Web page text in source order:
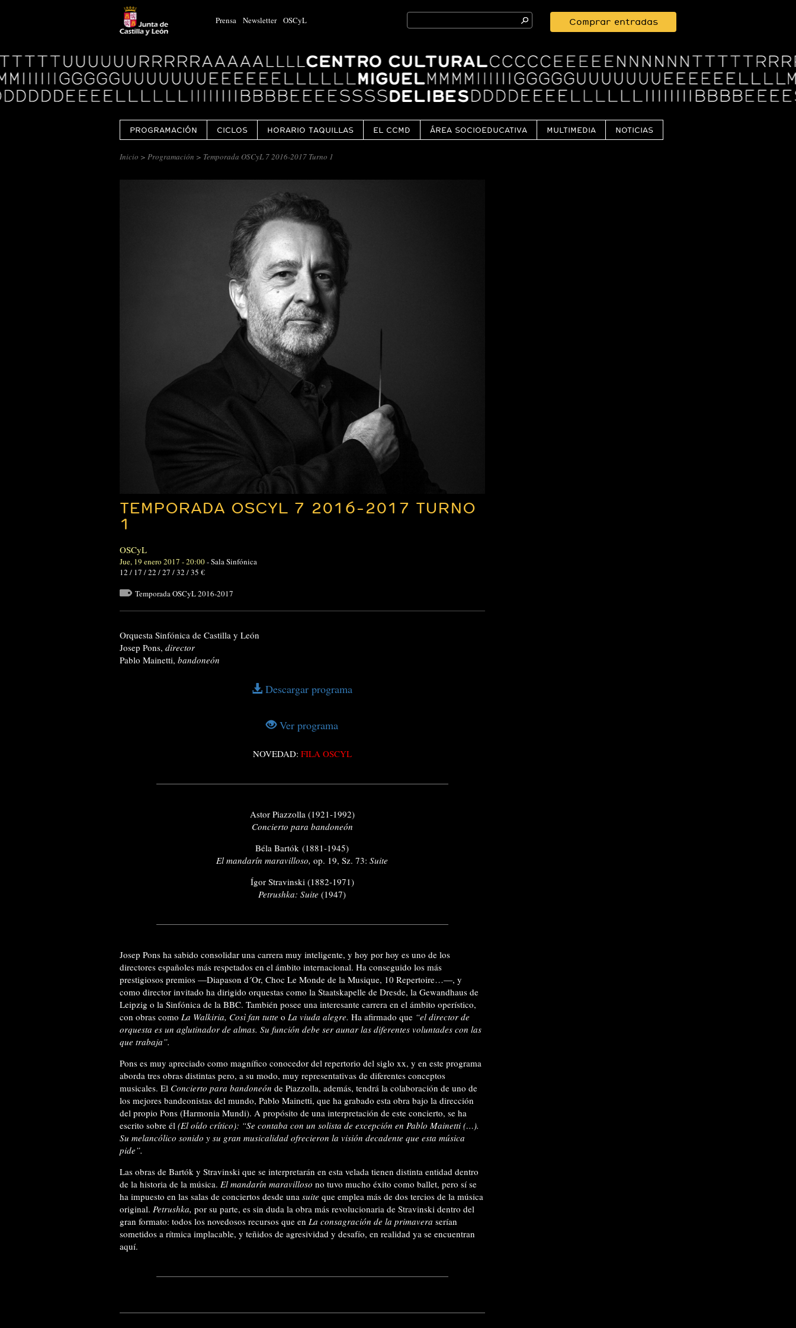
Prensa Newsletter OSCyL
Search
for:
Comprar entradas
Logo
Centro
Cultural
Miguel
Delibes
PROGRAMACIÓN CICLOS HORARIO TAQUILLAS EL CCMD ÁREA SOCIOEDUCATIVA MULTIMEDIA NOTICIAS
Inicio > Programación > Temporada OSCyL 7 2016-2017 Turno 1
TEMPORADA OSCYL 7 2016-2017 TURNO
1
OSCyL
Jue, 19 enero 2017 - 20:00-Sala Sinfónica
12 / 17 / 22 / 27 / 32 / 35 €
Temporada OSCyL 2016-2017
Orquesta Sinfónica de Castilla y León
Josep Pons, director
Pablo Mainetti, bandoneón
Descargar programa
Ver programa
NOVEDAD: FILA OSCYL
Astor Piazzolla (1921-1992)
Concierto para bandoneón
Béla Bartók (1881-1945)
El mandarín maravilloso,op. 19, Sz. 73:Suite
Ígor Stravinski (1882-1971)
Petrushka: Suite(1947)
Josep Pons ha sabido consolidar una carrera muy inteligente, y hoy por hoy es uno de los
directores españoles más respetados en el ámbito internacional. Ha conseguido los más
prestigiosos premios —Diapason d´Or, Choc Le Monde de la Musique, 10 Repertoire…—, y
como director invitado ha dirigido orquestas como la Staatskapelle de Dresde, la Gewandhaus de
Leipzig o la Sinfónica de la BBC. También posee una interesante carrera en el ámbito operístico,
con obras como La Walkiria, Così fan tutte o La viuda alegre. Ha afirmado que “el director de
orquesta es un aglutinador de almas. Su función debe ser aunar las diferentes voluntades con las
que trabaja”.
Pons es muy apreciado como magnífico conocedor del repertorio del siglo xx, y en este programa
aborda tres obras distintas pero, a su modo, muy representativas de diferentes conceptos
musicales. El Concierto para bandoneón de Piazzolla, además, tendrá la colaboración de uno de
los mejores bandeonistas del mundo, Pablo Mainetti, que ha grabado esta obra bajo la dirección
del propio Pons (Harmonia Mundi). A propósito de una interpretación de este concierto, se ha
escrito sobre él (El oído crítico): “Se contaba con un solista de excepción en Pablo Mainetti (…).
Su melancólico sonido y su gran musicalidad ofrecieron la visión decadente que esta música
pide”.
Las obras de Bartók y Stravinski que se interpretarán en esta velada tienen distinta entidad dentro
de la historia de la música. El mandarín maravilloso no tuvo mucho éxito como ballet, pero sí se
ha impuesto en las salas de conciertos desde una suite que emplea más de dos tercios de la música
original. Petrushka, por su parte, es sin duda la obra más revolucionaria de Stravinski dentro del
gran formato: todos los novedosos recursos que en La consagración de la primavera serían
sometidos a rítmica implacable, y teñidos de agresividad y desafío, en realidad ya se encuentran
aquí.